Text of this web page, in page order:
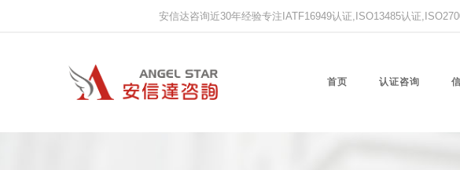
安信达咨询近30年经验专注IATF16949认证,ISO13485认证
首页 认证咨询